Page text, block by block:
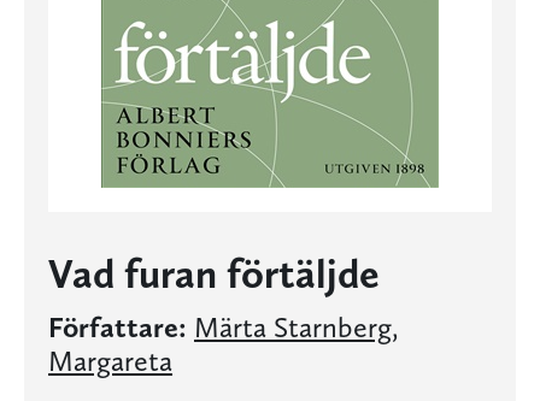
Vad furan förtäljde
Författare: Märta Starnberg,
Margareta